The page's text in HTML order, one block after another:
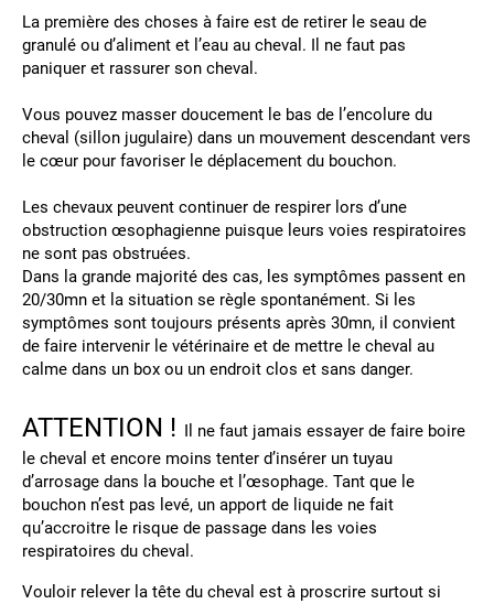
La première des choses à faire est de retirer le seau de
granulé ou d’aliment et l’eau au cheval. Il ne faut pas
paniquer et rassurer son cheval.
Vous pouvez masser doucement le bas de l’encolure du
cheval (sillon jugulaire) dans un mouvement descendant vers
le cœur pour favoriser le déplacement du bouchon.
Les chevaux peuvent continuer de respirer lors d’une
obstruction œsophagienne puisque leurs voies respiratoires
ne sont pas obstruées.
Dans la grande majorité des cas, les symptômes passent en
20/30mn et la situation se règle spontanément. Si les
symptômes sont toujours présents après 30mn, il convient
de faire intervenir le vétérinaire et de mettre le cheval au
calme dans un box ou un endroit clos et sans danger.
ATTENTION ! Il ne faut jamais essayer de faire boire
le cheval et encore moins tenter d’insérer un tuyau
d’arrosage dans la bouche et l’œsophage. Tant que le
bouchon n’est pas levé, un apport de liquide ne fait
qu’accroitre le risque de passage dans les voies
respiratoires du cheval.
Vouloir relever la tête du cheval est à proscrire surtout si